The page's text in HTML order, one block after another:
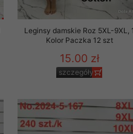
Leginsy damskie Roz 5XL-9XL, 1
Kolor Paczka 12 szt
15.00 zł
szczegóły